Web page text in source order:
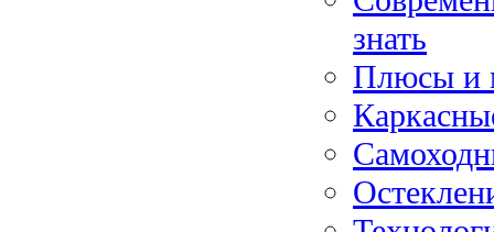
знать
Плюсы и